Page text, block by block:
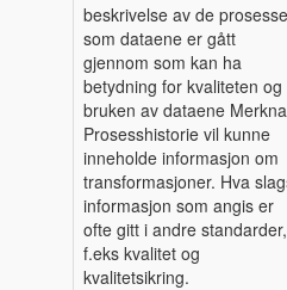
beskrivelse av de
som dataene er gått
gjennom som kan ha
betydning for kvaliteten og
bruken av dataene
Prosesshistorie vil kunne
inneholde informasjon om
transformasjoner. Hva
informasjon som angis er
ofte gitt i andre standarder,
f.eks kvalitet og
kvalitetsikring.